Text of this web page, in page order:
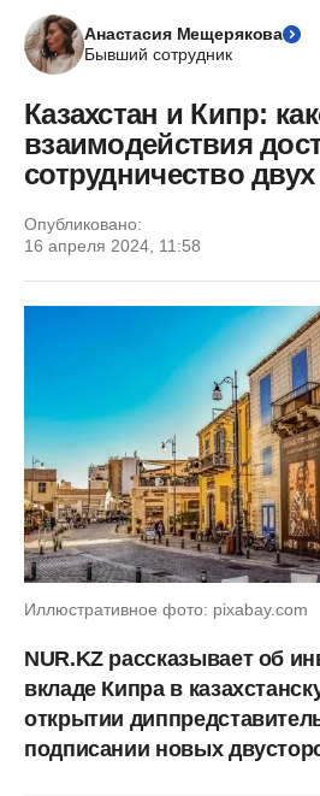
Анастасия Мещерякова
Бывший сотрудник
Казахстан и Кипр:
взаимодействия
сотрудничество
Опубликовано:
16 апреля 2024, 11:58
Иллюстративное фото: pixabay.com
NUR.KZ рассказывает об
вкладе Кипра в
открытии
подписании новых